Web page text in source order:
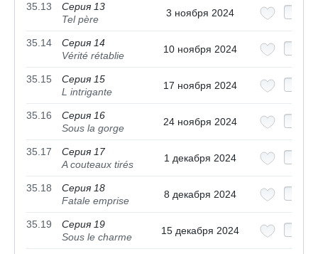
35.13
Серия 13
Tel père
3 ноября 2024
35.14
Серия 14
Vérité rétablie
10 ноября 2024
35.15
Серия 15
L intrigante
17 ноября 2024
35.16
Серия 16
Sous la gorge
24 ноября 2024
35.17
Серия 17
A couteaux tirés
1 декабря 2024
35.18
Серия 18
Fatale emprise
8 декабря 2024
35.19
Серия 19
Sous le charme
15 декабря 2024